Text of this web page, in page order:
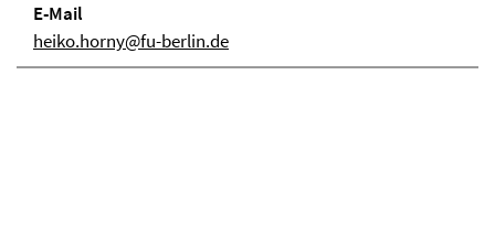
E-Mail
heiko.horny@fu-berlin.de